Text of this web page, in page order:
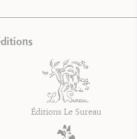
Éditions Le Sureau